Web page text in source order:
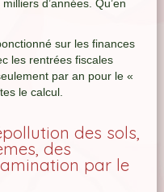
d’années. Qu’en
sur les finances
les rentrées fiscales
par an pour le «
le calcul.
des sols,
des
par le